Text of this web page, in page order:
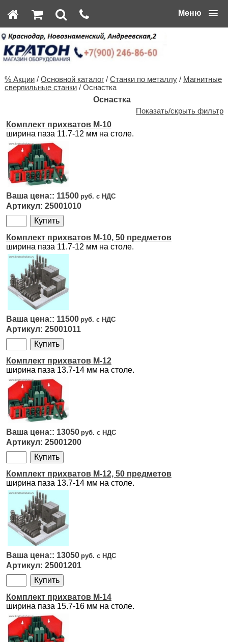
Меню
% Акции/ Основной каталог/ Станки по металлу/ Магнитные
сверлильные станки/ Оснастка
Оснастка
Показать/скрыть фильтр
Комплект прихватов M-10
ширина паза 11.7-12 мм на столе.
11500
25001010
Комплект прихватов M-10, 50 предметов
ширина паза 11.7-12 мм на столе.
11500
25001011
Комплект прихватов M-12
ширина паза 13.7-14 мм на столе.
13050
25001200
Комплект прихватов M-12, 50 предметов
ширина паза 13.7-14 мм на столе.
13050
25001201
Комплект прихватов M-14
ширина паза 15.7-16 мм на столе.